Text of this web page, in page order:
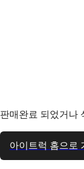
판매완료 되었거나
아이트럭 홈으로